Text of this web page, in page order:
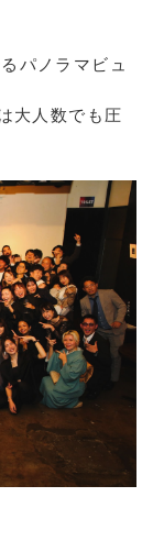
パノラマビュ
大人数でも圧